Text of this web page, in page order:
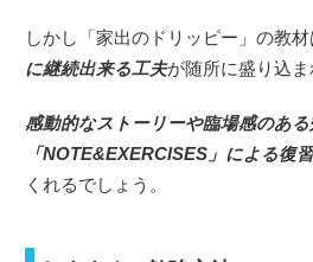
しかし「家出のドリッピー」の教材
に継続出来る工夫が随所に盛り込ま
感動的なストーリーや臨場感のあ
「NOTE&EXERCISES」による復習
くれるでしょう。